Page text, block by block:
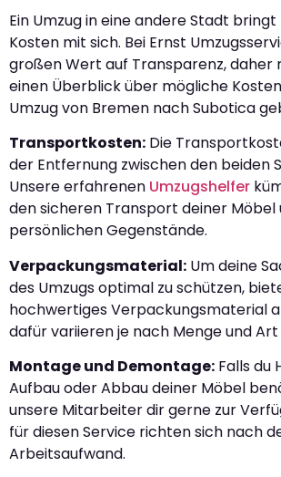
Ein Umzug in eine andere Stadt
Kosten mit sich. Bei Ernst
großen Wert auf Transparenz, daher
einen Überblick über mögliche
Umzug von Bremen nach Subotica
Transportkosten: Die
der Entfernung zwischen den beiden
Unsere erfahrenen Umzugshelfer
den sicheren Transport deiner Möbel
persönlichen Gegenstände.
Verpackungsmaterial: Um deine
des Umzugs optimal zu schützen,
hochwertiges Verpackungsmaterial
dafür variieren je nach Menge und
Montage und Demontage: Falls du
Aufbau oder Abbau deiner Möbel
unsere Mitarbeiter dir gerne zur
für diesen Service richten sich nach
Arbeitsaufwand.